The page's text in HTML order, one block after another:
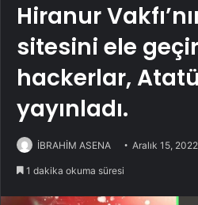
Hiranur
sitesini ele
hackerlar,
yayınladı.
İBRAHİM ASENA Aralık 15, 2022
1 dakika okuma süresi